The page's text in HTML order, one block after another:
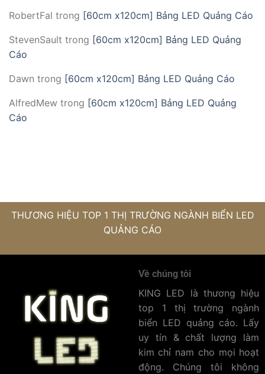
RobertFal trong [60cm x120cm] Bảng LED Quảng Cáo
StevenSault trong [60cm x120cm] Bảng LED Quảng
Cáo
Dawn trong [60cm x120cm] Bảng LED Quảng Cáo
AlfredMew trong [60cm x120cm] Bảng LED Quảng
Cáo
THƯƠNG HIỆU TOP 1 THỊ TRƯỜNG NGÀNH BIỂN LED
QUẢNG CÁO
Về chúng tôi
KING LED là thương hiệu
top 1 thị trường ngành
biển LED quảng cáo. Lấy
uy tín & chất lượng làm
kim chỉ nam cho mọi hoạt
động. Chúng tôi không